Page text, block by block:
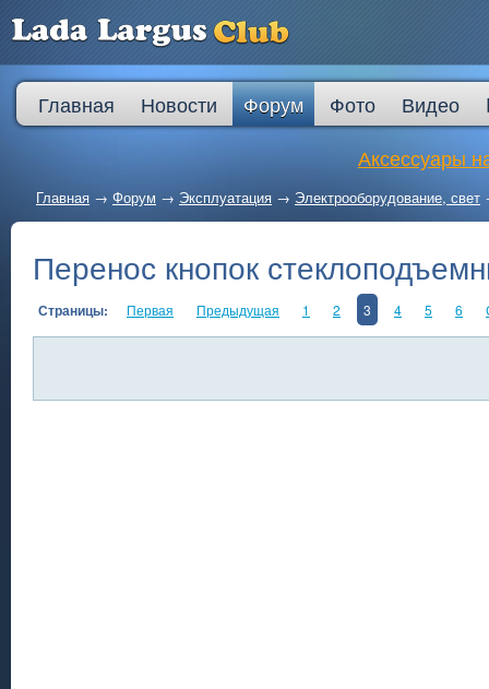
Главная Новости Форум Фото Видео
Аксессуары
Главная → Форум → Эксплуатация → Электрооборудование, свет
Перенос кнопок
Страницы: Первая Предыдущая 1 2 3 4 5 6